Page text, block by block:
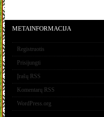
METAINFORMACIJA
Registruotis
Prisijungti
Įrašų RSS
Komentarų RSS
WordPress.org